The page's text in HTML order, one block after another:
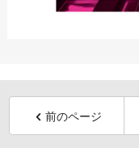
前のページ